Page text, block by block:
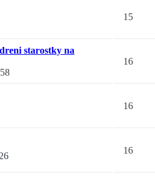
15
starostky na
16
16
16